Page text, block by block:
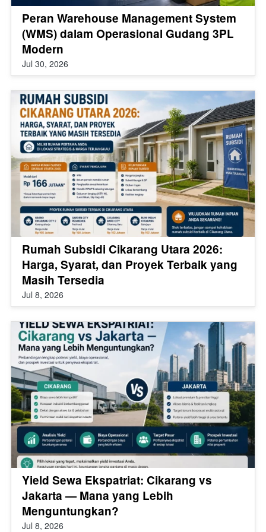
Peran Warehouse Management System
(WMS) dalam Operasional Gudang 3PL
Modern
Jul 30, 2026
Rumah Subsidi Cikarang Utara 2026:
Harga, Syarat, dan Proyek Terbaik yang
Masih Tersedia
Jul 8, 2026
Yield Sewa Ekspatriat: Cikarang vs
Jakarta — Mana yang Lebih
Menguntungkan?
Jul 8, 2026